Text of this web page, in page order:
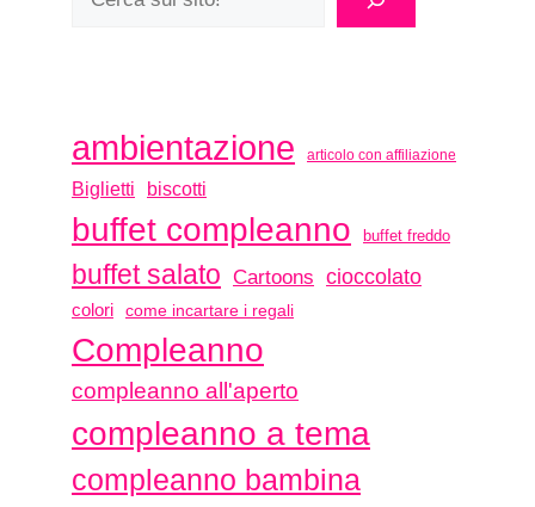
ambientazione articolo con affiliazione
Biglietti biscotti
buffet compleanno buffet freddo
buffet salato Cartoons cioccolato
colori come incartare i regali
Compleanno
compleanno all'aperto
compleanno a tema
compleanno bambina